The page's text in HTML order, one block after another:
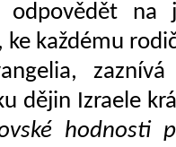
odpovědět na
ke každému
dějin Izraele
hodnosti